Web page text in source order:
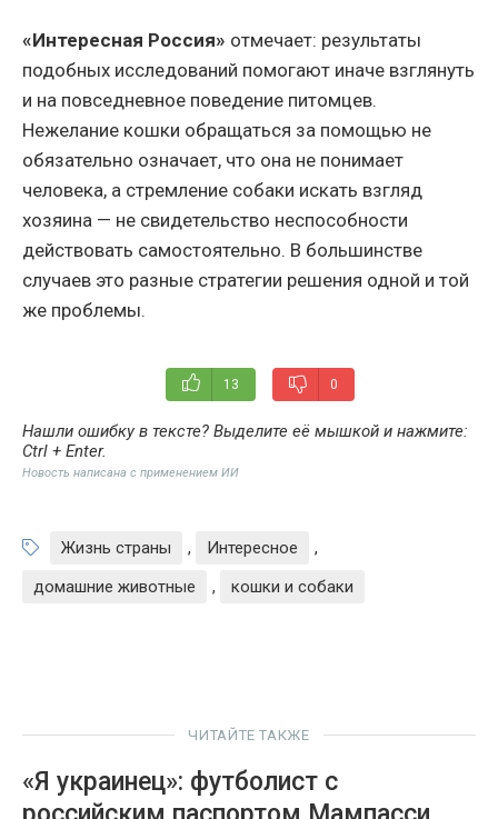
«Интересная Россия» отмечает: результаты
подобных исследований помогают иначе взглянуть
и на повседневное поведение питомцев.
Нежелание кошки обращаться за помощью не
обязательно означает, что она не понимает
человека, а стремление собаки искать взгляд
хозяина — не свидетельство неспособности
действовать самостоятельно. В большинстве
случаев это разные стратегии решения одной и той
же проблемы.
13 0
Нашли ошибку в тексте? Выделите её мышкой и нажмите:
Ctrl + Enter.
Новость написана с применением ИИ
Жизнь страны , Интересное
,
домашние животные
, кошки и собаки
ЧИТАЙТЕ ТАКЖЕ
«Я украинец»: футболист с